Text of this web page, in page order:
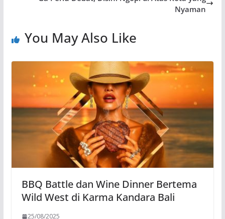
Nyaman
You May Also Like
BBQ Battle dan Wine Dinner Bertema
Wild West di Karma Kandara Bali
25/08/2025